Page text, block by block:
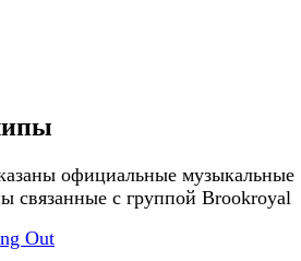
официальные музыкальные
связанные с группой Brookroyal